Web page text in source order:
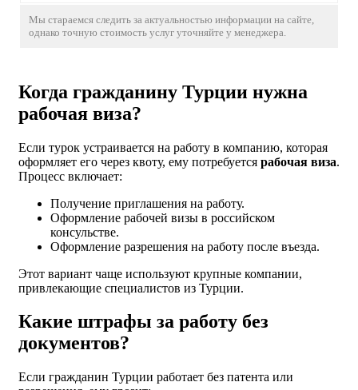
Мы стараемся следить за актуальностью информации на сайте,
однако точную стоимость услуг уточняйте у менеджера.
Когда гражданину Турции нужна
рабочая виза?
Если турок устраивается на работу в компанию, которая
оформляет его через квоту, ему потребуется рабочая виза.
Процесс включает:
Получение приглашения на работу.
Оформление рабочей визы в российском
консульстве.
Оформление разрешения на работу после въезда.
Этот вариант чаще используют крупные компании,
привлекающие специалистов из Турции.
Какие штрафы за работу без
документов?
Если гражданин Турции работает без патента или